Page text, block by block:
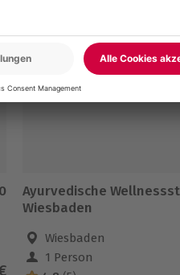
Ayurvedische
Wiesbaden
Wiesbaden
1 Person